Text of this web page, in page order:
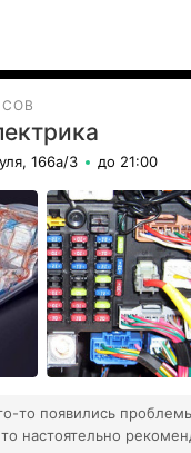
166а/3 до 21:00
то появились
настоятельно